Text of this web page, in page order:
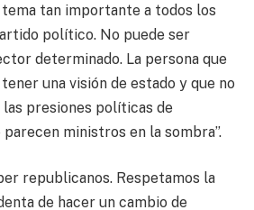
tan importante a todos los
político. No puede ser
determinado. La persona que
una visión de estado y que no
presiones políticas de
ministros en la sombra”.
republicanos. Respetamos la
de hacer un cambio de